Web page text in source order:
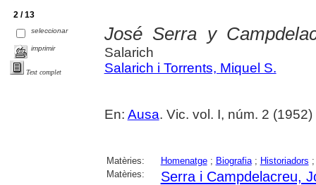
2 / 13
seleccionar
imprimir
Text complet
José Serra y
Salarich
Salarich i Torrents, Miquel S.
En: Ausa. Vic. vol. I, núm. 2
Matèries: Homenatge; Biografia; Historiadors
Matèries:
Serra i Campdelacreu,